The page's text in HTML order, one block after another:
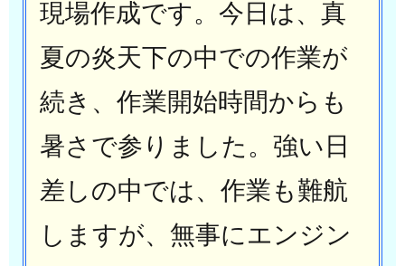
現場作成です。今日は、真
夏の炎天下の中での作業が
続き、作業開始時間からも
暑さで参りました。強い日
差しの中では、作業も難航
しますが、無事にエンジン